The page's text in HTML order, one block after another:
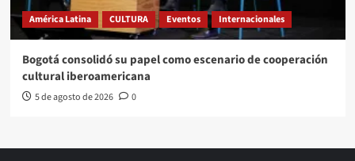
América Latina CULTURA Eventos Internacionales
Bogotá consolidó su papel como escenario de cooperación
cultural iberoamericana
5 de agosto de 2026 0